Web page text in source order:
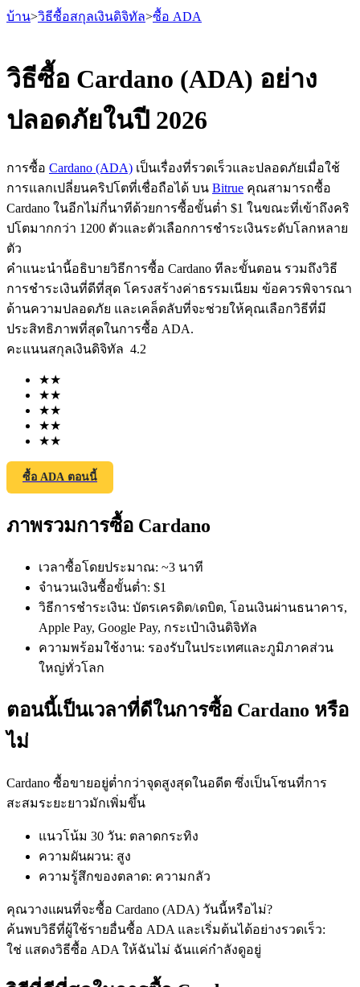
ฟิวเจอร์ส
ฟิวเจอร์ส USDT
ฟิวเจอร์สที่ใช้ USDT เป็นหลักประกัน
ฟิวเจอร์ส COIN-M
ฟิวเจอร์สสกุลเงินดิจิทัล
TradFi
อนุพันธ์ของหุ้น ฟอเร็กซ์ โลหะมีค่า และสินค้าโภคภัณฑ์
ฟิวเจอร์ส USDC
บ้าน>วิธีซื้อสกุลเงินดิจิทัล>ซื้อ ADA
วิธีซื้อ Cardano (ADA) อย่าง
ปลอดภัยในปี 2026
การซื้อ Cardano (ADA) เป็นเรื่องที่รวดเร็วและปลอดภัยเมื่อใช้
การแลกเปลี่ยนคริปโตที่เชื่อถือได้ บน Bitrue คุณสามารถซื้อ
Cardano ในอีกไม่กี่นาทีด้วยการซื้อขั้นต่ำ $1 ในขณะที่เข้าถึงคริ
ปโตมากกว่า 1200 ตัวและตัวเลือกการชำระเงินระดับโลกหลาย
ตัว
คำแนะนำนี้อธิบายวิธีการซื้อ Cardano ทีละขั้นตอน รวมถึงวิธี
การชำระเงินที่ดีที่สุด โครงสร้างค่าธรรมเนียม ข้อควรพิจารณา
ด้านความปลอดภัย และเคล็ดลับที่จะช่วยให้คุณเลือกวิธีที่มี
ประสิทธิภาพที่สุดในการซื้อ ADA.
คะแนนสกุลเงินดิจิทัล 4.2
★★
★★
★★
★★
★★
ซื้อ ADA ตอนนี้
ภาพรวมการซื้อ Cardano
เวลาซื้อโดยประมาณ: ~3 นาที
จำนวนเงินซื้อขั้นต่ำ: $1
วิธีการชำระเงิน: บัตรเครดิต/เดบิต, โอนเงินผ่านธนาคาร,
Apple Pay, Google Pay, กระเป๋าเงินดิจิทัล
ความพร้อมใช้งาน: รองรับในประเทศและภูมิภาคส่วน
ใหญ่ทั่วโลก
ตอนนี้เป็นเวลาที่ดีในการซื้อ Cardano หรือ
ไม่
Cardano ซื้อขายอยู่ต่ำกว่าจุดสูงสุดในอดีต ซึ่งเป็นโซนที่การ
สะสมระยะยาวมักเพิ่มขึ้น
แนวโน้ม 30 วัน: ตลาดกระทิง
ความผันผวน: สูง
ความรู้สึกของตลาด: ความกลัว
คุณวางแผนที่จะซื้อ Cardano (ADA) วันนี้หรือไม่?
ค้นพบวิธีที่ผู้ใช้รายอื่นซื้อ ADA และเริ่มต้นได้อย่างรวดเร็ว:
ใช่ แสดงวิธีซื้อ ADA ให้ฉันไม่ ฉันแค่กำลังดูอยู่